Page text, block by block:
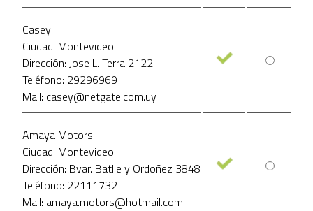
Casey
Ciudad: Montevideo
Dirección: Jose L. Terra 2122
Teléfono: 29296969
Mail: casey@netgate.com.uy
Amaya Motors
Ciudad: Montevideo
Dirección: Bvar. Batlle y Ordoñez 3848
Teléfono: 22111732
Mail: amaya.motors@hotmail.com